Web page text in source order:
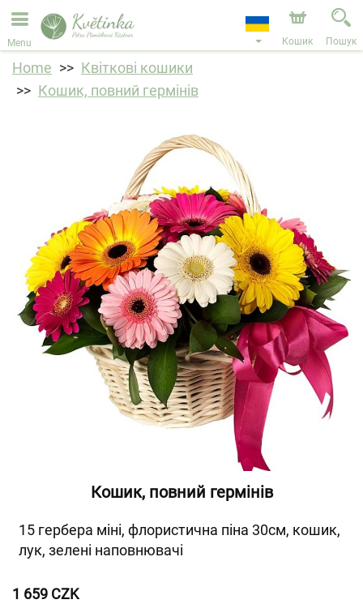
Ми приймаємо замовлення через наш інтернет-
магазин. Найближча можлива дата доставки —
11.08.2026 у зв’язку з відпусткою.
Menu Кошик Пошук
Home
Квіткові кошики
Кошик, повний гермінів
Кошик, повний гермінів
15 гербера міні, флористична піна 30см, кошик,
лук, зелені наповнювачі
1 659 CZK